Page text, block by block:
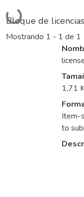
Cargando...
Bloque de licencias
Mostrando 1 - 1 de 1
1,71
Item-
to